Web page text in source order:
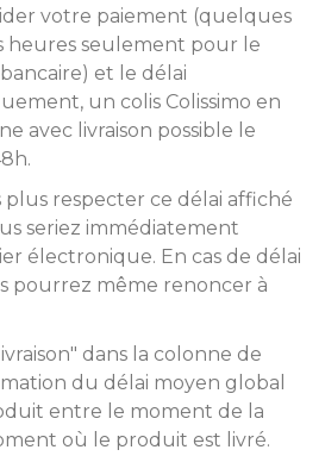
votre paiement (quelques
heures seulement pour le
et le délai
un colis Colissimo en
avec livraison possible le
plus respecter ce délai affiché
seriez immédiatement
électronique. En cas de délai
pourrez même renoncer à
dans la colonne de
du délai moyen global
entre le moment de la
où le produit est livré.